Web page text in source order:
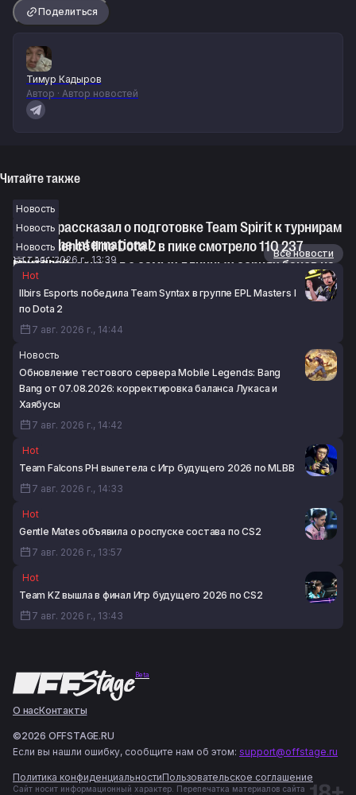
Поделиться
Тимур Кадыров
Автор · Автор новостей
Читайте также
Новость
Korb3n рассказал о подготовке Team Spirit к турнирам
серии The International
7 авг. 2026 г., 13:39
Новость
1win Essence II по Dota 2 в пике смотрело 110 237
зрителей
7 авг. 2026 г., 13:39
Новость
Noxville рассказал о самых длинных сериях банов на
про-сцене Dota 2. Alchemist запрещали 103 раза
подряд
7 авг. 2026 г., 12:54
Новости
Все новости
Hot
Ilbirs Esports победила Team Syntax в группе EPL Masters I
по Dota 2
7 авг. 2026 г., 14:44
Новость
Обновление тестового сервера Mobile Legends: Bang
Bang от 07.08.2026: корректировка баланса Лукаса и
Хаябусы
7 авг. 2026 г., 14:42
Hot
Team Falcons PH вылетела с Игр будущего 2026 по MLBB
7 авг. 2026 г., 14:33
Hot
Gentle Mates объявила о роспуске состава по CS2
7 авг. 2026 г., 13:57
Hot
Team KZ вышла в финал Игр будущего 2026 по CS2
7 авг. 2026 г., 13:43
Beta
О насКонтакты
©2026 OFFSTAGE.RU
Если вы нашли ошибку, сообщите нам об этом: support@offstage.ru
Политика конфиденциальностиПользовательское соглашение
Сайт носит информационный характер. Перепечатка материалов сайта